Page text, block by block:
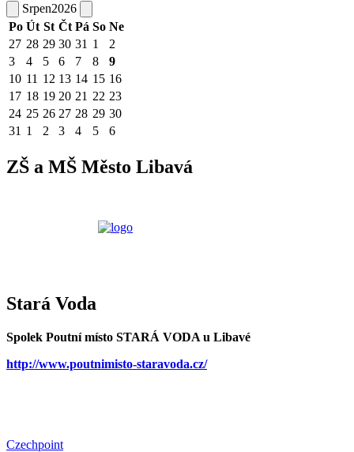
Srpen2026
Po Út St Čt Pá So Ne
27 28 29 30 31 1
2
3
4 5 6 7 8
9
10 11 12 13 14 15 16
17 18 19 20 21 22 23
24 25 26 27 28 29 30
31 1 2 3 4 5 6
ZŠ a MŠ Město Libavá
Stará Voda
Spolek Poutní místo STARÁ VODA u Libavé
http://www.poutnimisto-staravoda.cz/
Czechpoint